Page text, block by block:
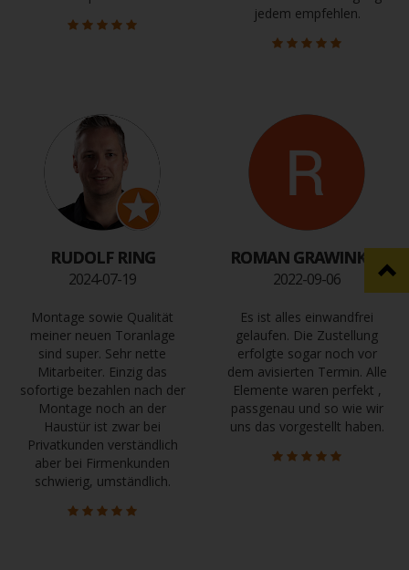
jedem empfehlen.
RUDOLF RING
2024-07-19
Montage sowie Qualität
meiner neuen Toranlage
sind super. Sehr nette
Mitarbeiter. Einzig das
sofortige bezahlen nach der
Montage noch an der
Haustür ist zwar bei
Privatkunden verständlich
aber bei Firmenkunden
schwierig, umständlich.
ROMAN GRAWINKEL
2022-09-06
Es ist alles einwandfrei
gelaufen. Die Zustellung
erfolgte sogar noch vor
dem avisierten Termin. Alle
Elemente waren perfekt ,
passgenau und so wie wir
uns das vorgestellt haben.